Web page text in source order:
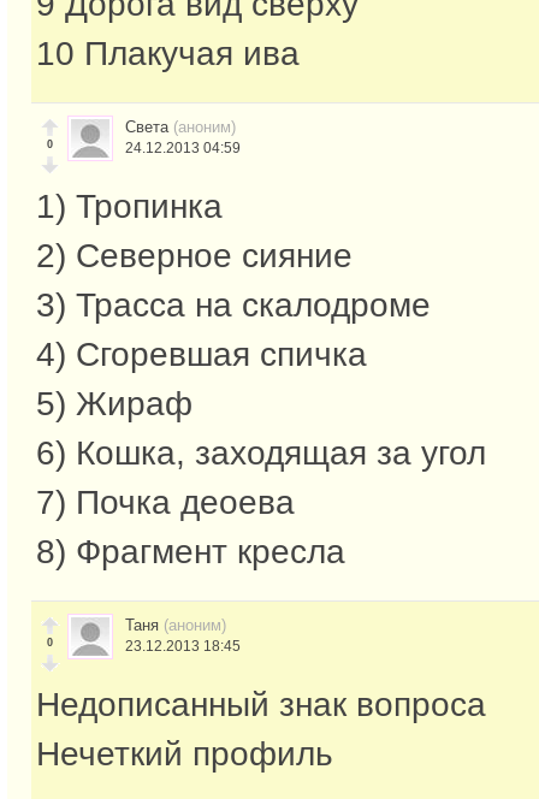
10 Плакучая ива
0
Света (аноним)
24.12.2013 04:59
1) Тропинка
2) Северное сияние
3) Трасса на скалодроме
4) Сгоревшая спичка
5) Жираф
6) Кошка, заходящая за угол
7) Почка деоева
8) Фрагмент кресла
0
Таня (аноним)
23.12.2013 18:45
Недописанный знак вопроса
Нечеткий профиль